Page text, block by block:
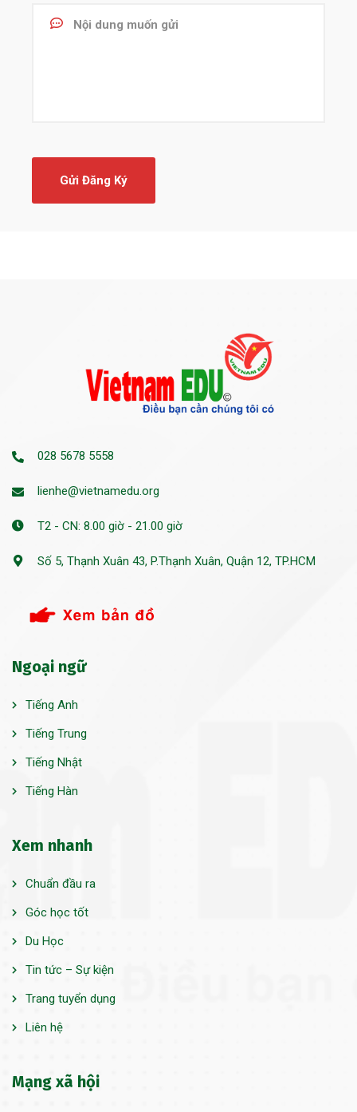
028 5678 5558
lienhe@vietnamedu.org
T2 - CN: 8.00 giờ - 21.00 giờ
Số 5, Thạnh Xuân 43, P.Thạnh Xuân, Quận 12, TP.HCM
Ngoại ngữ
Tiếng Anh
Tiếng Trung
Tiếng Nhật
Tiếng Hàn
Xem nhanh
Chuẩn đầu ra
Góc học tốt
Du Học
Tin tức – Sự kiện
Trang tuyển dụng
Liên hệ
Mạng xã hội